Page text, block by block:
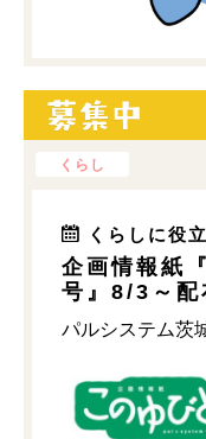
くらし
くらしに役
企画情報紙
号』8/3～配
パルシステム茨